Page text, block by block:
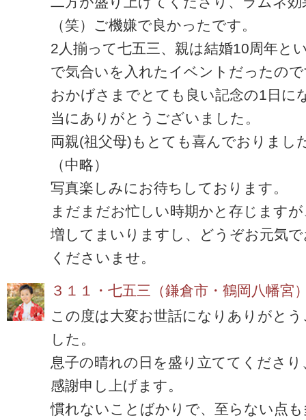
（笑）ご機嫌で良かったです。
2人揃って七五三、親は結婚10周年と
で気合いを入れたイベントだったの
おかげさまでとても良い記念の1日に
当にありがとうございました。
両親(祖父母)もとても喜んでおりまし
（中略）
写真楽しみにお待ちしております。
まだまだお忙しい時期かと存じます
増してまいりますし、どうぞお元気
くださいませ。
３１１・七五三（鎌倉市・鶴岡八幡宮
この度は大変お世話になりありがと
した。
息子の晴れの日を盛り立ててくださり
感謝申し上げます。
慣れないことばかりで、至らない点